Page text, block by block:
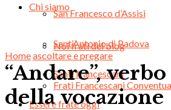
San Francesco d’Assisi
Sant’Antonio di Padova
Santi francescani
Essere frate oggi
Chi siamo
Noi frati del blog
Frati Francescani
Homeascoltare e pregare
“Andare”,
della vocazione